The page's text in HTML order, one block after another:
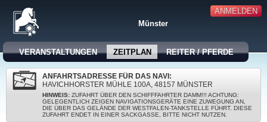
ANMELDEN
Münster
VERANSTALTUNGEN ZEITPLAN REITER / PFERDE
ANFAHRTSADRESSE FÜR DAS NAVI:
HAVICHHORSTER MÜHLE 100A, 48157 MÜNSTER
HINWEIS: ZUFAHRT ÜBER DEN SCHIFFFAHRTER DAMM!!! ACHTUNG:
GELEGENTLICH ZEIGEN NAVIGATIONSGERÄTE EINE ZUWEGUNG AN,
DIE ÜBER DAS GELÄNDE DER WESTFALEN-TANKSTELLE FÜHRT. DIESE
ZUFAHRT ENDET IN EINER SACKGASSE, BITTE NICHT NUTZEN.